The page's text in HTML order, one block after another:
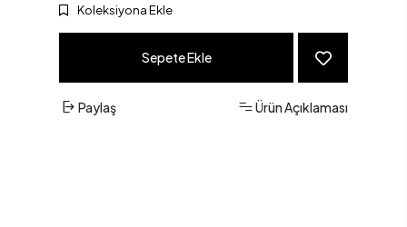
Koleksiyona Ekle
Sepete Ekle
Paylaş Ürün Açıklaması